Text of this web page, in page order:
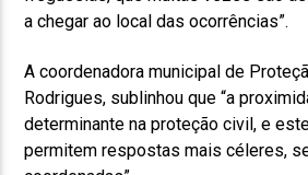
a chegar ao local das ocorrências”.
A coordenadora municipal de
Rodrigues, sublinhou que “a
determinante na proteção civil, e
permitem respostas mais céleres,